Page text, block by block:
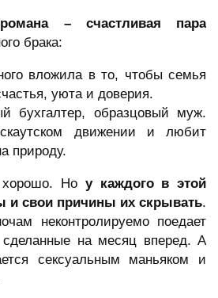
– счастливая пара
брака:
вложила в то, чтобы семья
уюта и доверия.
бухгалтер, образцовый муж.
движении и любит
природу.
Но у каждого в этой
и свои причины их скрывать.
неконтролируемо поедает
сделанные на месяц вперед. А
сексуальным маньяком и